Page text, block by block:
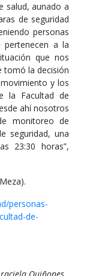
salud, aunado a
de seguridad
personas
a la
que nos
tomó la decisión
y los
la Facultad de
ahí nosotros
monitoreo de
seguridad, una
23:30 horas”,
personas-
de-